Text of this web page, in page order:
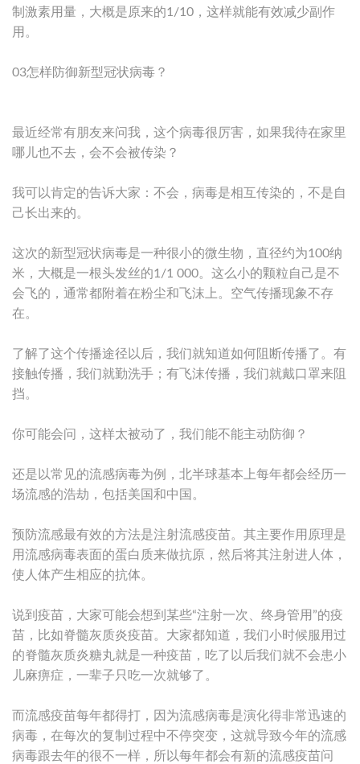
制激素用量，大概是原来的1/10，这样就能有效减少副作
用。
03怎样防御新型冠状病毒？
最近经常有朋友来问我，这个病毒很厉害，如果我待在家里
哪儿也不去，会不会被传染？
我可以肯定的告诉大家：不会，病毒是相互传染的，不是自
己长出来的。
这次的新型冠状病毒是一种很小的微生物，直径约为100纳
米，大概是一根头发丝的1/1 000。这么小的颗粒自己是不
会飞的，通常都附着在粉尘和飞沫上。空气传播现象不存
在。
了解了这个传播途径以后，我们就知道如何阻断传播了。有
接触传播，我们就勤洗手；有飞沫传播，我们就戴口罩来阻
挡。
你可能会问，这样太被动了，我们能不能主动防御？
还是以常见的流感病毒为例，北半球基本上每年都会经历一
场流感的浩劫，包括美国和中国。
预防流感最有效的方法是注射流感疫苗。其主要作用原理是
用流感病毒表面的蛋白质来做抗原，然后将其注射进人体，
使人体产生相应的抗体。
说到疫苗，大家可能会想到某些“注射一次、终身管用”的疫
苗，比如脊髓灰质炎疫苗。大家都知道，我们小时候服用过
的脊髓灰质炎糖丸就是一种疫苗，吃了以后我们就不会患小
儿麻痹症，一辈子只吃一次就够了。
而流感疫苗每年都得打，因为流感病毒是演化得非常迅速的
病毒，在每次的复制过程中不停突变，这就导致今年的流感
病毒跟去年的很不一样，所以每年都会有新的流感疫苗问